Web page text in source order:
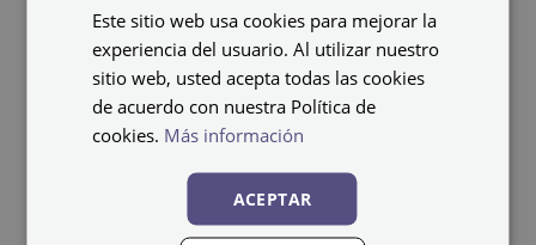
Este sitio web usa cookies para mejorar la
experiencia del usuario. Al utilizar nuestro
sitio web, usted acepta todas las cookies
de acuerdo con nuestra Política de
cookies. Más información
ACEPTAR